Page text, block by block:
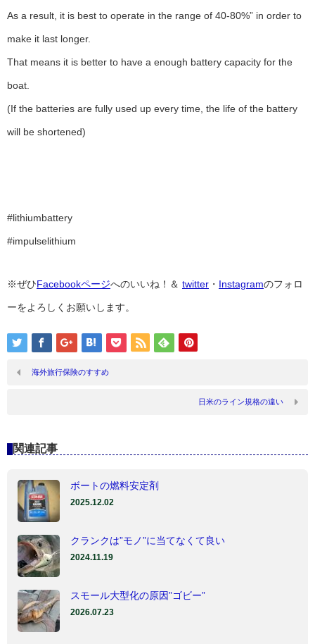
As a result, it is best to operate in the range of 40-80%” in order to
make it last longer.
That means it is better to have a enough battery capacity for the
boat.
(If the batteries are fully used up every time, the life of the battery
will be shortened)
#lithiumbattery
#impulselithium
※ぜひFacebookページへのいいね！＆ twitter ・ Instagramのフォロ
ーをよろしくお願いします。
海外旅行保険のすすめ
日米のライン規格の違い
関連記事
ボートの燃料安定剤
2025.12.02
クランクは”モノ”に当てなくて良い
2024.11.19
スモール大型化の原因”ゴビー”
2026.07.23